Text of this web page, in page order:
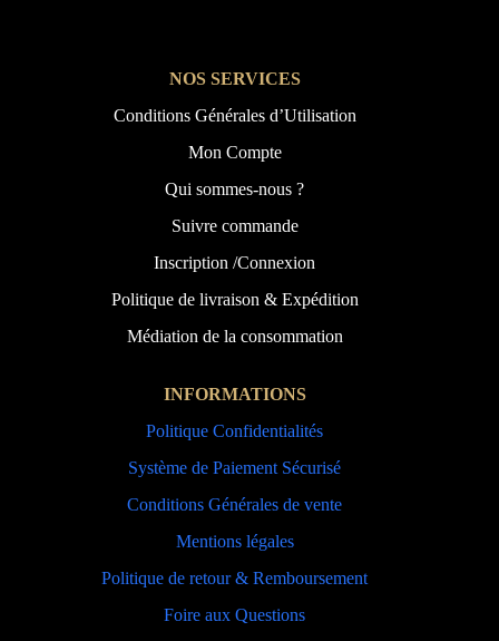
NOS SERVICES
Conditions Générales d’Utilisation
Mon Compte
Qui sommes-nous ?
Suivre commande
Inscription /Connexion
Politique de livraison & Expédition
Médiation de la consommation
INFORMATIONS
Politique Confidentialités
Système de Paiement Sécurisé
Conditions Générales de vente
Mentions légales
Politique de retour & Remboursement
Foire aux Questions